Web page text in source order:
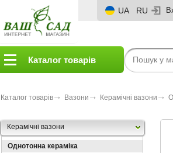
UA RU
Каталог товарів
Каталог товарів Вазони Керамічні вазони
Керамічні вазони
Однотонна кераміка